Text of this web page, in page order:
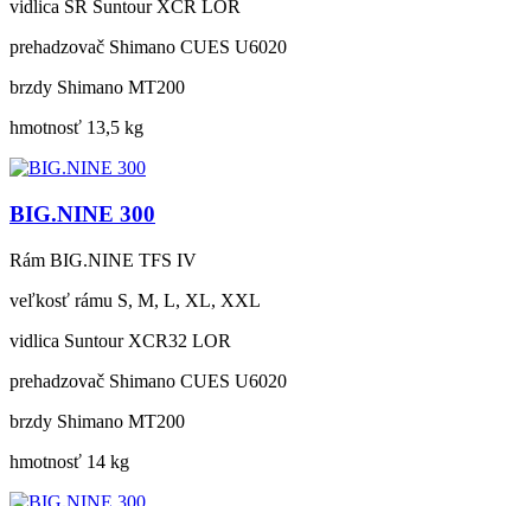
vidlica SR Suntour XCR LOR
prehadzovač Shimano CUES U6020
brzdy Shimano MT200
hmotnosť 13,5 kg
BIG.NINE 300
Rám BIG.NINE TFS IV
veľkosť rámu S, M, L, XL, XXL
vidlica Suntour XCR32 LOR
prehadzovač Shimano CUES U6020
brzdy Shimano MT200
hmotnosť 14 kg